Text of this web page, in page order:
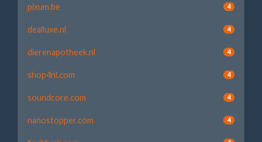
pixum.be 4
dealluxe.nl 4
dierenapotheek.nl 4
shop4nl.com 4
soundcore.com 4
nanostopper.com 4